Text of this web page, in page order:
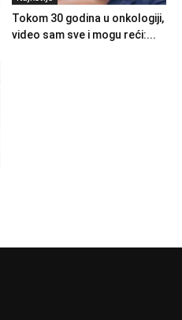
Tokom 30 godina u onkologiji,
video sam sve i mogu reći:...